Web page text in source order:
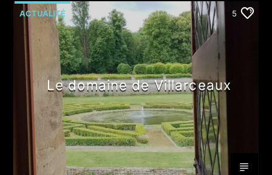
ACTUALITÉ 5
Le domaine de Villarceaux